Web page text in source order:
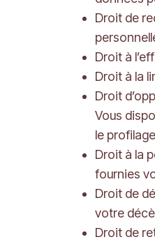
Droit de
Droit à
Droit à la
Droit
Vous
le
Droit à la
fournies
Droit de
votre
Droit de